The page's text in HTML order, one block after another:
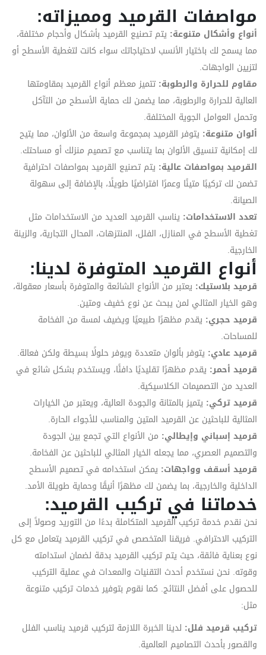
مواصفات القرميد ومميزاته:
أنواع وأشكال متنوعة: يتم تصنيع القرميد بأشكال وأحجام مختلفة،
مما يسمح لك باختيار الأنسب لاحتياجاتك سواء كانت لتغطية الأسطح أو
لتزيين الواجهات.
مقاوم للحرارة والرطوبة: تتميز معظم أنواع القرميد بمقاومتها
العالية للحرارة والرطوبة، مما يضمن لك حماية الأسطح من التآكل
وتحمل العوامل الجوية المختلفة.
ألوان متنوعة: يتوفر القرميد بمجموعة واسعة من الألوان، مما يتيح
لك إمكانية تنسيق الألوان بما يتناسب مع تصميم منزلك أو مساحتك.
القرميد بمواصفات عالية: يتم تصنيع القرميد بمواصفات احترافية
تضمن لك تركيبًا متينًا وعمرًا افتراضيًا طويلًا، بالإضافة إلى سهولة
الصيانة.
تعدد الاستخدامات: يناسب القرميد العديد من الاستخدامات مثل
تغطية الأسطح في المنازل، الفلل، المنتزهات، المحال التجارية، والزينة
الخارجية.
أنواع القرميد المتوفرة لدينا:
قرميد بلاستيك: يعتبر من الأنواع الشائعة والمتوفرة بأسعار معقولة،
وهو الخيار المثالي لمن يبحث عن نوع خفيف ومتين.
قرميد حجري: يقدم مظهرًا طبيعيًا ويضيف لمسة من الفخامة
للمساحات.
قرميد عادي: يتوفر بألوان متعددة ويوفر حلولًا بسيطة ولكن فعالة.
قرميد أحمر: يقدم مظهرًا تقليديًا دافئًا، ويستخدم بشكل شائع في
العديد من التصميمات الكلاسيكية.
قرميد تركي: يتميز بالمتانة والجودة العالية، ويعتبر من الخيارات
المثالية للباحثين عن القرميد المتين والمناسب للأجواء الحارة.
قرميد إسباني وإيطالي: من الأنواع التي تجمع بين الجودة
والتصميم العصري، مما يجعله الخيار المثالي للباحثين عن الفخامة.
قرميد أسقف وواجهات: يمكن استخدامه في تصميم الأسطح
الداخلية والخارجية، بما يضمن لك مظهرًا أنيقًا وحماية طويلة الأمد.
خدماتنا في تركيب القرميد:
نحن نقدم خدمة تركيب القرميد المتكاملة بدءًا من التوريد وصولاً إلى
التركيب الاحترافي. فريقنا المتخصص في تركيب القرميد يتعامل مع كل
نوع بعناية فائقة، حيث يتم تركيب القرميد بدقة لضمان استدامته
وقوته. نحن نستخدم أحدث التقنيات والمعدات في عملية التركيب
للحصول على أفضل النتائج. كما نقوم بتوفير خدمات تركيب متنوعة
مثل:
تركيب قرميد فلل: لدينا الخبرة اللازمة لتركيب قرميد يناسب الفلل
والقصور بأحدث التصاميم العالمية.